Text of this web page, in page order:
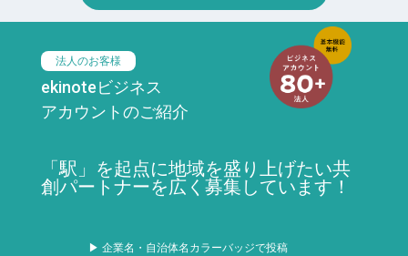
法人のお客様
ekinoteビジネス
アカウントのご紹介
「駅」を起点に地域を盛り上げたい共
創パートナーを広く募集しています！
▶ 企業名・自治体名カラーバッジで投稿